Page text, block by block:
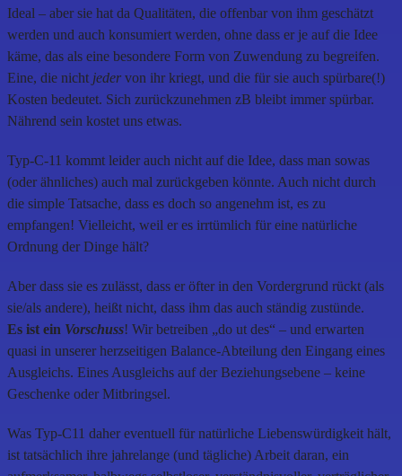
Ideal – aber sie hat da Qualitäten, die offenbar von ihm geschätzt
werden und auch konsumiert werden, ohne dass er je auf die Idee
käme, das als eine besondere Form von Zuwendung zu begreifen.
Eine, die nicht jedervon ihr kriegt, und die für sie auch spürbare(!)
Kosten bedeutet. Sich zurückzunehmen zB bleibt immer spürbar.
Nährend sein kostet uns etwas.
Typ-C-11 kommt leider auch nicht auf die Idee, dass man sowas
(oder ähnliches) auch mal zurückgeben könnte. Auch nicht durch
die simple Tatsache, dass es doch so angenehm ist, es zu
empfangen! Vielleicht, weil er es irrtümlich für eine natürliche
Ordnung der Dinge hält?
Aber dass sie es zulässt, dass er öfter in den Vordergrund rückt (als
sie/als andere), heißt nicht, dass ihm das auch ständig zustünde.
Es ist ein Vorschuss! Wir betreiben „do ut des“ – und erwarten
quasi in unserer herzseitigen Balance-Abteilung den Eingang eines
Ausgleichs. Eines Ausgleichs auf der Beziehungsebene – keine
Geschenke oder Mitbringsel.
Was Typ-C11 daher eventuell für natürliche Liebenswürdigkeit hält,
ist tatsächlich ihre jahrelange (und tägliche) Arbeit daran, ein